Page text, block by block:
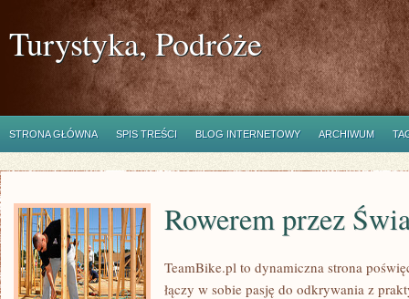
Turystyka, Podróże
STRONA GŁÓWNA SPIS TREŚCI BLOG INTERNETOWY ARCHIWUM
Rowerem przez
TeamBike.pl to dynamiczna strona
łączy w sobie pasję do odkrywania z